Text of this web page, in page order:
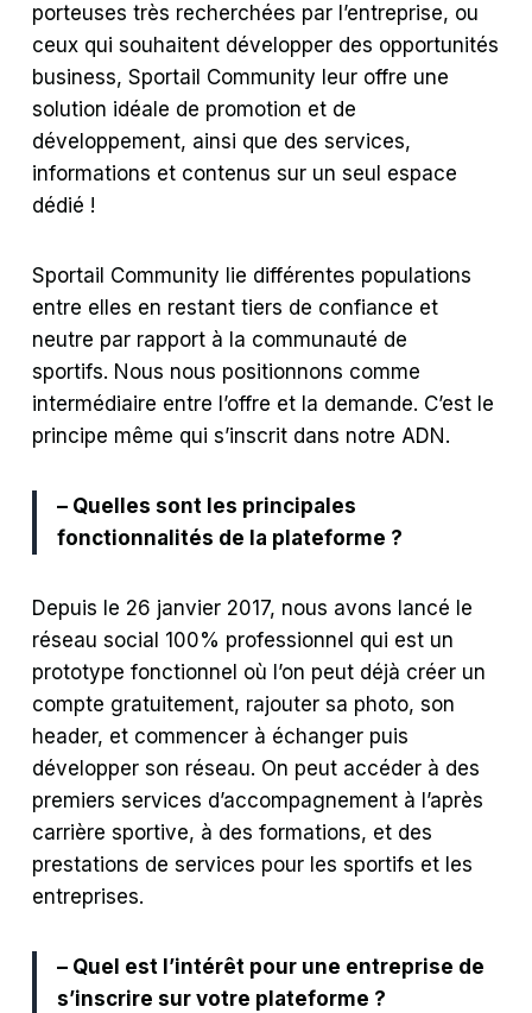
porteuses très recherchées par l’entreprise, ou
ceux qui souhaitent développer des opportunités
business, Sportail Community leur offre une
solution idéale de promotion et de
développement, ainsi que des services,
informations et contenus sur un seul espace
dédié !
Sportail Community lie différentes populations
entre elles en restant tiers de confiance et
neutre par rapport à la communauté de
sportifs. Nous nous positionnons comme
intermédiaire entre l’offre et la demande. C’est le
principe même qui s’inscrit dans notre ADN.
– Quelles sont les principales
fonctionnalités de la plateforme ?
Depuis le 26 janvier 2017, nous avons lancé le
réseau social 100% professionnel qui est un
prototype fonctionnel où l’on peut déjà créer un
compte gratuitement, rajouter sa photo, son
header, et commencer à échanger puis
développer son réseau. On peut accéder à des
premiers services d’accompagnement à l’après
carrière sportive, à des formations, et des
prestations de services pour les sportifs et les
entreprises.
– Quel est l’intérêt pour une entreprise de
s’inscrire sur votre plateforme ?